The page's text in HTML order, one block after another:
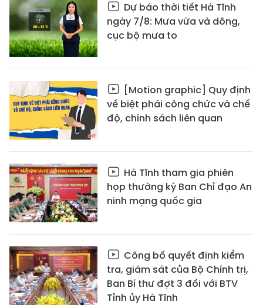
Dự báo thời tiết Hà Tĩnh
ngày 7/8: Mưa vừa và dông,
cục bộ mưa to
[Motion graphic] Quy định
về biệt phái công chức và chế
độ, chính sách liên quan
Hà Tĩnh tham gia phiên
họp thường kỳ Ban Chỉ đạo An
ninh mạng quốc gia
Công bố quyết định kiểm
tra, giám sát của Bộ Chính trị,
Ban Bí thư đợt 3 đối với BTV
Tỉnh ủy Hà Tĩnh